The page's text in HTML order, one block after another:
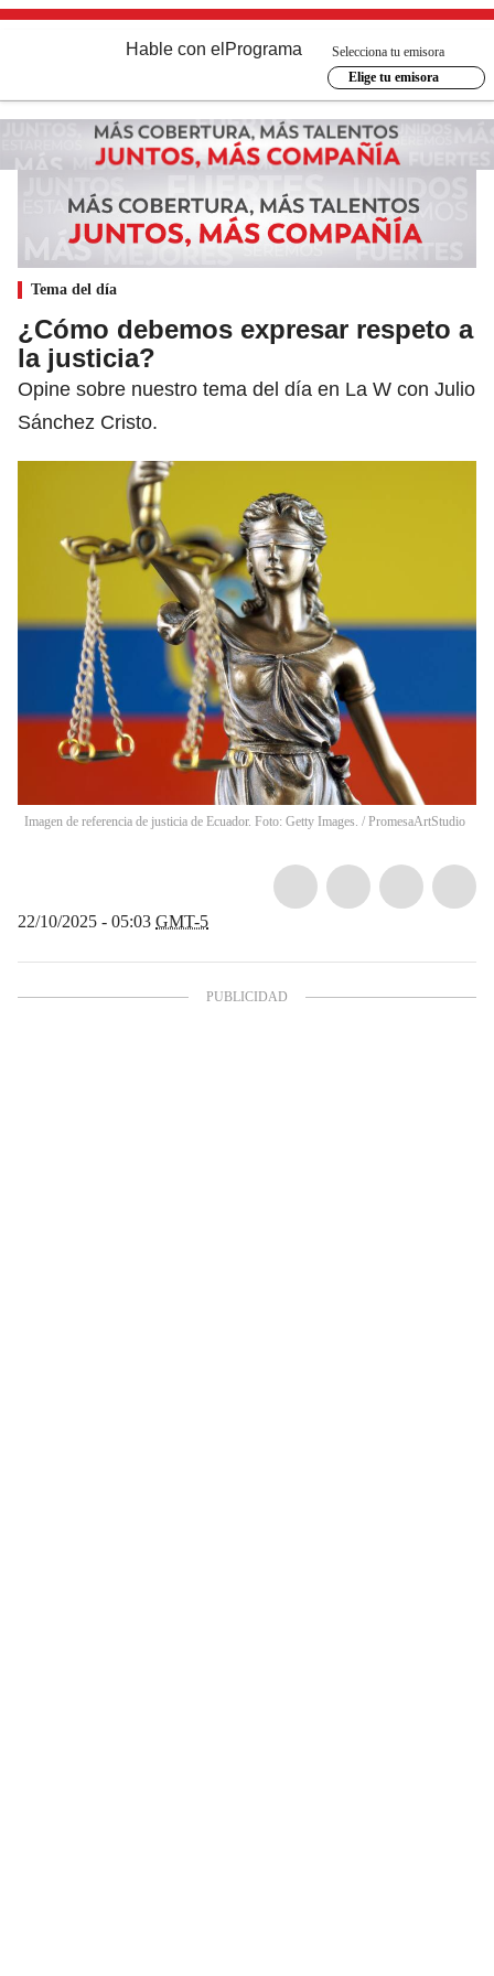
Hable con el Programa
Selecciona tu emisora
Elige tu emisora
Tema del día
¿Cómo debemos expresar respeto a
la justicia?
Opine sobre nuestro tema del día en La W con Julio
Sánchez Cristo.
Imagen de referencia de justicia de Ecuador. Foto: Getty Images. / PromesaArtStudio
22/10/2025 - 05:03 GMT-5